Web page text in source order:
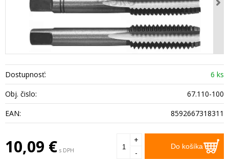
Dostupnosť:
6 ks
Obj. čislo:
67.110-100
EAN:
8592667318311
10,09 € s DPH Do košíka
+
-